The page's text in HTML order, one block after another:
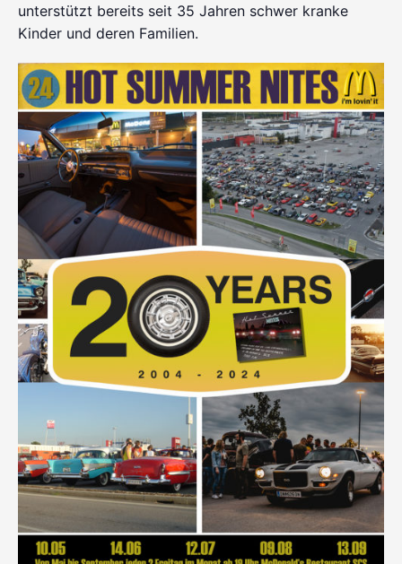
unterstützt bereits seit 35 Jahren schwer kranke
Kinder und deren Familien.